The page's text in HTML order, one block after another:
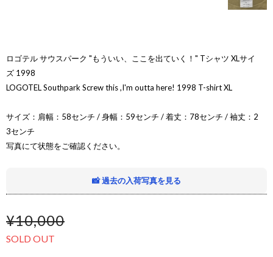
ロゴテル サウスパーク "もういい、ここを出ていく！" Tシャツ XLサイ
ズ 1998
LOGOTEL Southpark Screw this ,I'm outta here! 1998 T-shirt XL
サイズ：肩幅：58センチ / 身幅：59センチ / 着丈：78センチ / 袖丈：2
3センチ
写真にて状態をご確認ください。
📸 過去の入荷写真を見る
¥10,000
SOLD OUT